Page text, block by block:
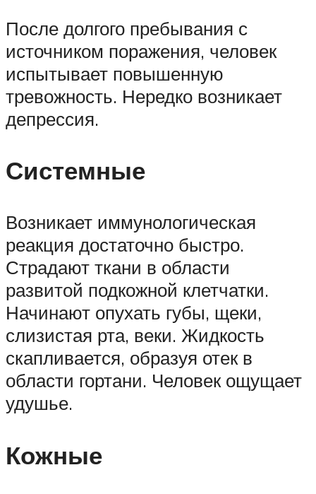
После долгого пребывания с
источником поражения, человек
испытывает повышенную
тревожность. Нередко возникает
депрессия.
Системные
Возникает иммунологическая
реакция достаточно быстро.
Страдают ткани в области
развитой подкожной клетчатки.
Начинают опухать губы, щеки,
слизистая рта, веки. Жидкость
скапливается, образуя отек в
области гортани. Человек ощущает
удушье.
Кожные